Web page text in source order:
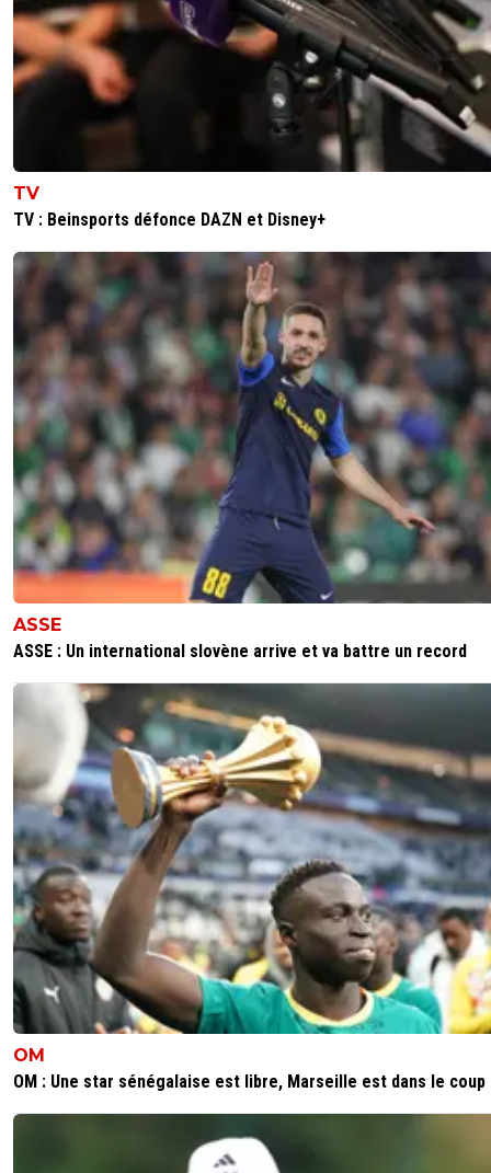
TV
TV : Beinsports défonce DAZN et Disney+
ASSE
ASSE : Un international slovène arrive et va battre un record
OM
OM : Une star sénégalaise est libre, Marseille est dans le coup